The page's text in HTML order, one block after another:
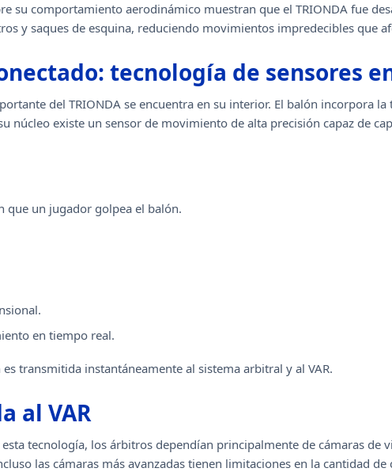
su comportamiento aerodinámico muestran que el TRIONDA fue
y saques de esquina, reduciendo movimientos impredecibles que
tecnología de sensores
del TRIONDA se encuentra en su interior. El balón incorpora
núcleo existe un sensor de movimiento de alta precisión capaz de
que un jugador golpea el balón.
en tiempo real.
transmitida instantáneamente al sistema arbitral y al VAR.
al VAR
tecnología, los árbitros dependían principalmente de cámaras
las cámaras más avanzadas tienen limitaciones en la cantidad